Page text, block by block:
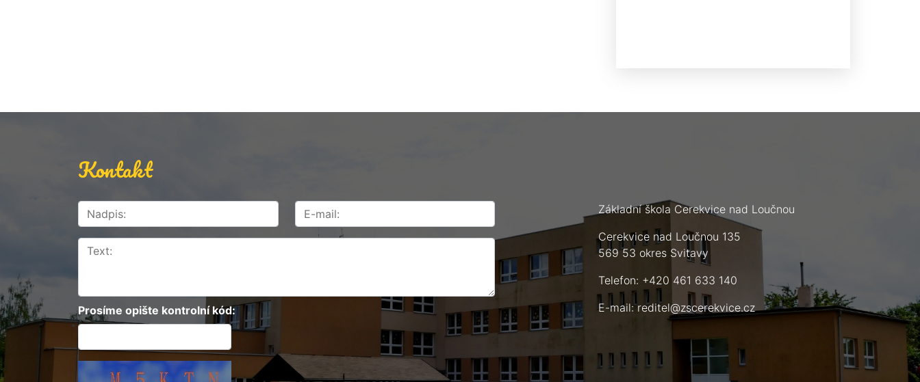
Kontakt
Prosíme opište kontrolní kód:
Základní škola Cerekvice nad Loučnou
Cerekvice nad Loučnou 135
569 53 okres Svitavy
Telefon: +420 461 633 140
E-mail:reditel@zscerekvice.cz